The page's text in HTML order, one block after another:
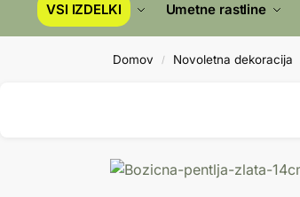
VSI IZDELKI Umetne rastline
Domov / Novoletna dekoracija